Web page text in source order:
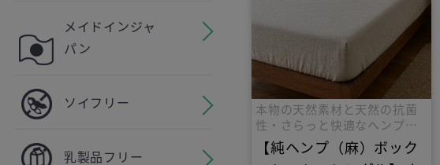
メイドインジャ
パン
ソイフリー
乳製品フリー
ニックソープナッツ配合
で柔軟剤不要！天然精油
が香る究極の粉末洗剤
本物の天然素材と天然の抗菌
性・さらっと快適なヘンプ麻
の寝具
【純ヘンプ（麻）ボック